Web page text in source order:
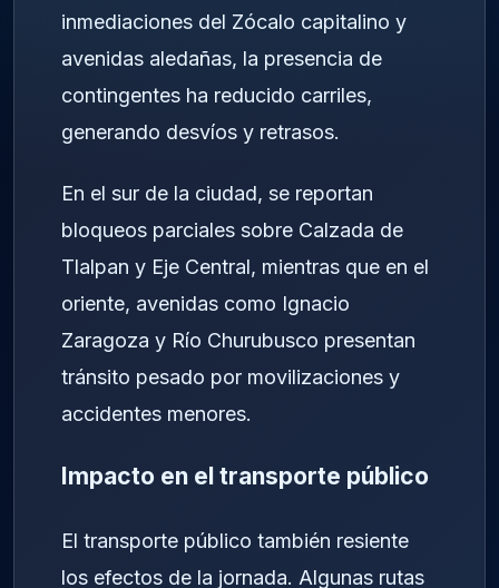
inmediaciones del Zócalo capitalino y
avenidas aledañas, la presencia de
contingentes ha reducido carriles,
generando desvíos y retrasos.
En el sur de la ciudad, se reportan
bloqueos parciales sobre Calzada de
Tlalpan y Eje Central, mientras que en el
oriente, avenidas como Ignacio
Zaragoza y Río Churubusco presentan
tránsito pesado por movilizaciones y
accidentes menores.
Impacto en el transporte público
El transporte público también resiente
los efectos de la jornada. Algunas rutas